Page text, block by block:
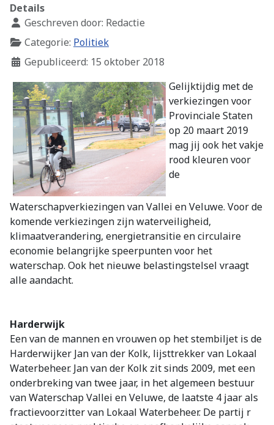
Details
Geschreven door: Redactie
Categorie: Politiek
Gepubliceerd: 15 oktober 2018
Gelijktijdig met de
verkiezingen voor
Provinciale Staten
op 20 maart 2019
mag jij ook het vakje
rood kleuren voor
de
Waterschapverkiezingen van Vallei en Veluwe. Voor de
komende verkiezingen zijn waterveiligheid,
klimaatverandering, energietransitie en circulaire
economie belangrijke speerpunten voor het
waterschap. Ook het nieuwe belastingstelsel vraagt
alle aandacht.
Harderwijk
Een van de mannen en vrouwen op het stembiljet is de
Harderwijker Jan van der Kolk, lijsttrekker van Lokaal
Waterbeheer. Jan van der Kolk zit sinds 2009, met een
onderbreking van twee jaar, in het algemeen bestuur
van Waterschap Vallei en Veluwe, de laatste 4 jaar als
fractievoorzitter van Lokaal Waterbeheer. De partij r